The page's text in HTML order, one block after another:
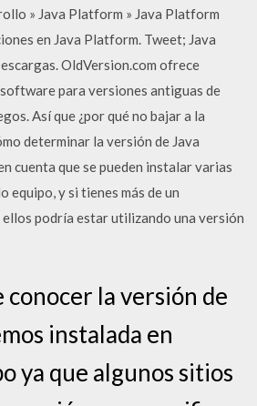
» Java Platform » Java Platform
en Java Platform. Tweet; Java
OldVersion.com ofrece
para versiones antiguas de
Así que ¿por qué no bajar a la
determinar la versión de Java
cuenta que se pueden instalar varias
equipo, y si tienes más de un
ellos podría estar utilizando una versión
conocer la versión de
instalada en
ya que algunos sitios